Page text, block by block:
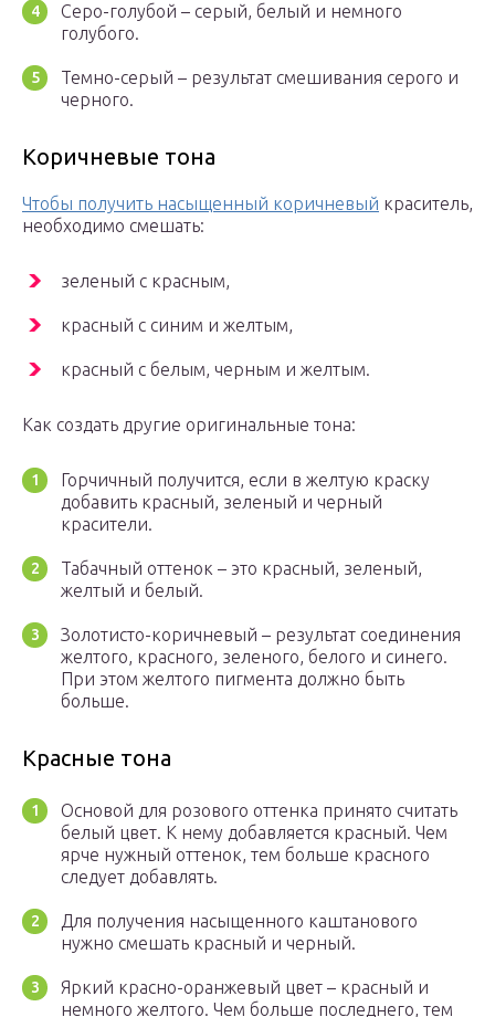
Серо-голубой – серый, белый и немного
голубого.
Темно-серый – результат смешивания серого и
черного.
Коричневые тона
Чтобы получить насыщенный коричневый краситель,
необходимо смешать:
зеленый с красным,
красный с синим и желтым,
красный с белым, черным и желтым.
Как создать другие оригинальные тона:
Горчичный получится, если в желтую краску
добавить красный, зеленый и черный
красители.
Табачный оттенок – это красный, зеленый,
желтый и белый.
Золотисто-коричневый – результат соединения
желтого, красного, зеленого, белого и синего.
При этом желтого пигмента должно быть
больше.
Красные тона
Основой для розового оттенка принято считать
белый цвет. К нему добавляется красный. Чем
ярче нужный оттенок, тем больше красного
следует добавлять.
Для получения насыщенного каштанового
нужно смешать красный и черный.
Яркий красно-оранжевый цвет – красный и
немного желтого. Чем больше последнего, тем